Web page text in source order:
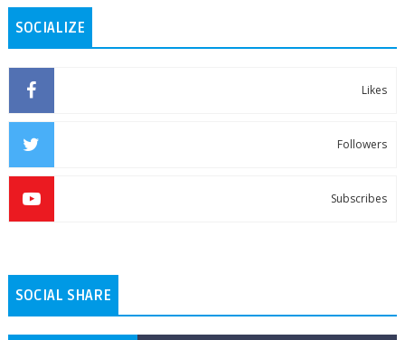
SOCIALIZE
Likes
Followers
Subscribes
SOCIAL SHARE